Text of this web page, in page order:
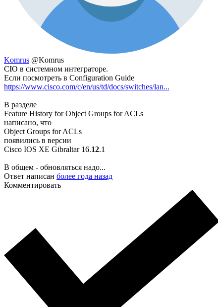
Komrus @Komrus
CIO в системном интеграторе.
Если посмотреть в Configuration Guide
https://www.cisco.com/c/en/us/td/docs/switches/lan...
В разделе
Feature History for Object Groups for ACLs
написано, что
Object Groups for ACLs
появились в версии
Cisco IOS XE Gibraltar 16.12.1
В общем - обновляться надо...
Ответ написан более года назад
Комментировать